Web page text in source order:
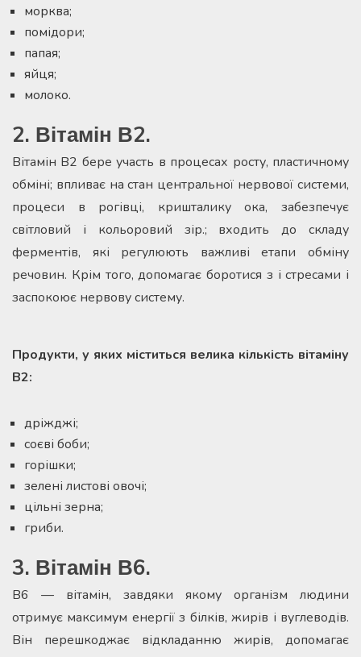
морква;
помідори;
папая;
яйця;
молоко.
2. Вітамін В2.
Вітамін В2 бере участь в процесах росту, пластичному
обміні; впливає на стан центральної нервової системи,
процеси в рогівці, кришталику ока, забезпечує
світловий і кольоровий зір.; входить до складу
ферментів, які регулюють важливі етапи обміну
речовин. Крім того, допомагає боротися з і стресами і
заспокоює нервову систему.
Продукти, у яких міститься велика кількість вітаміну
В2:
дріжджі;
соєві боби;
горішки;
зелені листові овочі;
цільні зерна;
гриби.
3. Вітамін В6.
В6 — вітамін, завдяки якому організм людини
отримує максимум енергії з білків, жирів і вуглеводів.
Він перешкоджає відкладанню жирів, допомагає